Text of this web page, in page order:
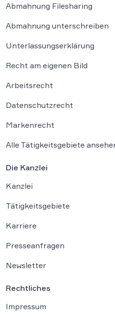
Abmahnung Filesharing
Abmahnung unterschreiben
Unterlassungserklärung
Recht am eigenen Bild
Arbeitsrecht
Datenschutzrecht
Markenrecht
Alle Tätigkeitsgebiete
Die Kanzlei
Kanzlei
Tätigkeitsgebiete
Karriere
Presseanfragen
Newsletter
Rechtliches
Impressum